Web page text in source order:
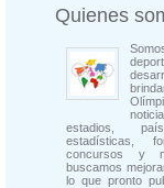
Quienes
estadios,
estadísticas,
concursos y
buscamos
lo que pronto